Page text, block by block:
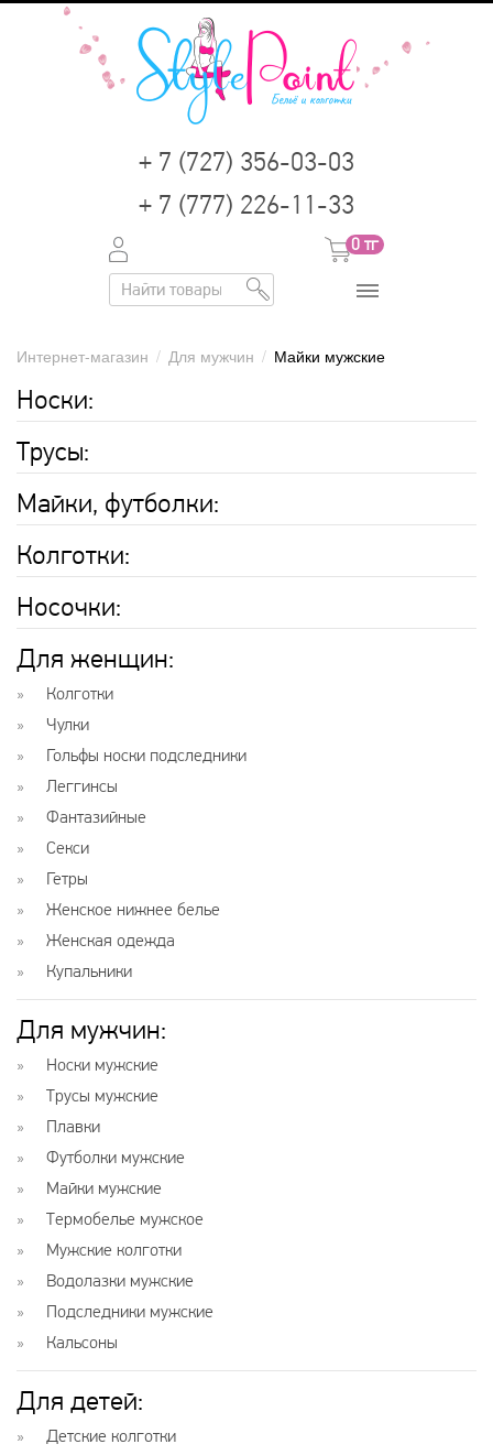
+ 7 (727) 356-03-03
+ 7 (777) 226-11-33
0 тг
Интернет-магазин / Для мужчин / Майки мужские
Носки:
Трусы:
Майки, футболки:
Колготки:
Носочки:
Для женщин:
Колготки
Чулки
Гольфы носки подследники
Леггинсы
Фантазийные
Секси
Гетры
Женское нижнее белье
Женская одежда
Купальники
Для мужчин:
Носки мужские
Трусы мужские
Плавки
Футболки мужские
Майки мужские
Термобелье мужское
Мужские колготки
Водолазки мужские
Подследники мужские
Кальсоны
Для детей:
Детские колготки